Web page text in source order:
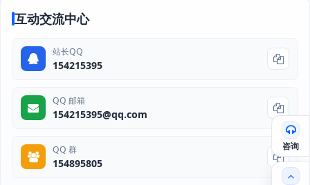
互动交流中心
站长QQ
154215395
QQ 邮箱
154215395@qq.com
QQ 群
154895805
咨询